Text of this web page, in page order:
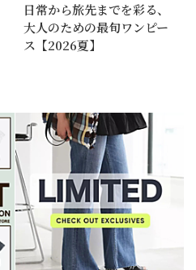
日常から旅先までを彩る、
大人のための最旬ワンピー
ス【2026夏】